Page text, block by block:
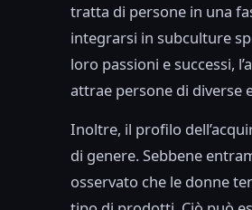
tratta di persone in una
integrarsi in subculture
loro passioni e successi,
attrae persone di diverse
Inoltre, il profilo
di genere. Sebbene
osservato che le donne